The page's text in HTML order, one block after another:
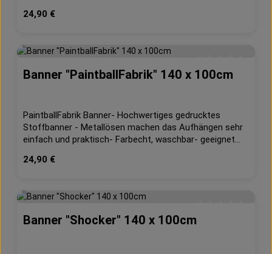
schwerentflammbar (DIN 4102, Teil 1)Maße: ca. 140cm
Regulärer Preis:
24,90 €
Durchschnittliche
Banner "PaintballFabrik" 140 x 100cm
PaintballFabrik Banner- Hochwertiges gedrucktes
Stoffbanner - Metallösen machen das Aufhängen sehr
einfach und praktisch- Farbecht, waschbar- geeignet
schwerentflammbar (DIN 4102, Teil 1)Maße: ca. 140cm
Regulärer Preis:
24,90 €
Durchschnittliche
Banner "Shocker" 140 x 100cm